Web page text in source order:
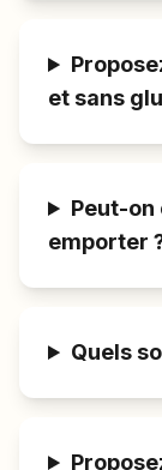
et sans
Peut-
emporter
Quels